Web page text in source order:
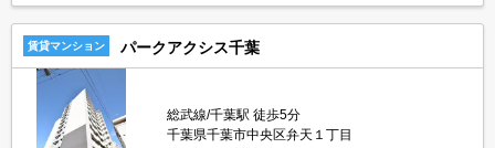
賃貸マンション パークアクシス千葉
総武線/千葉駅 徒歩5分
千葉県千葉市中央区弁天１丁目